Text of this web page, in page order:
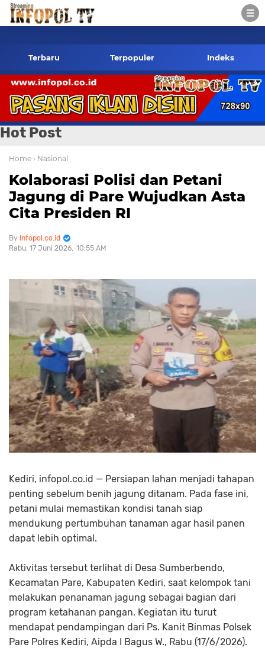
Kontak Redaksi- 085784424805 wa
Terbaru Terpopuler Indeks
Hot Post
Home › Nasional
Kolaborasi Polisi dan Petani
Jagung di Pare Wujudkan Asta
Cita Presiden RI
Infopol.co.id
Rabu, 17 Juni 2026 10:55 AM
Kediri, infopol.co.id — Persiapan lahan menjadi tahapan
penting sebelum benih jagung ditanam. Pada fase ini,
petani mulai memastikan kondisi tanah siap
mendukung pertumbuhan tanaman agar hasil panen
dapat lebih optimal.
Aktivitas tersebut terlihat di Desa Sumberbendo,
Kecamatan Pare, Kabupaten Kediri, saat kelompok tani
melakukan penanaman jagung sebagai bagian dari
program ketahanan pangan. Kegiatan itu turut
mendapat pendampingan dari Ps. Kanit Binmas Polsek
Pare Polres Kediri, Aipda I Bagus W., Rabu (17/6/2026).